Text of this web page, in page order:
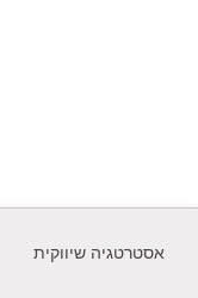
אסטרטגיה שיווקית